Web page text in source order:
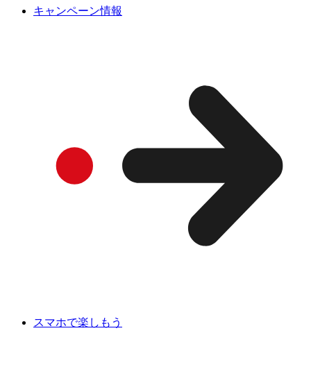
キャンペーン情報
スマホで楽しもう